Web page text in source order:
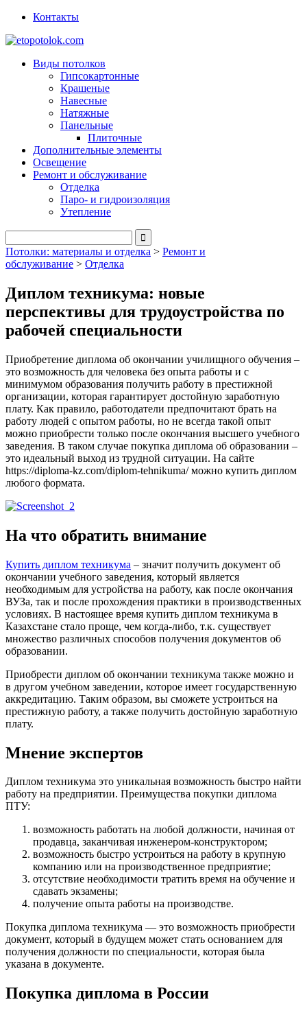
Контакты
Виды потолков
Гипсокартонные
Крашеные
Навесные
Натяжные
Панельные
Плиточные
Дополнительные элементы
Освещение
Ремонт и обслуживание
Отделка
Паро- и гидроизоляция
Утепление
Потолки: материалы и отделка > Ремонт и
обслуживание > Отделка
Диплом техникума: новые
перспективы для трудоустройства по
рабочей специальности
Приобретение диплома об окончании училищного обучения –
это возможность для человека без опыта работы и с
минимумом образования получить работу в престижной
организации, которая гарантирует достойную заработную
плату. Как правило, работодатели предпочитают брать на
работу людей с опытом работы, но не всегда такой опыт
можно приобрести только после окончания высшего учебного
заведения. В таком случае покупка диплома об образовании –
это идеальный выход из трудной ситуации. На сайте
https://diploma-kz.com/diplom-tehnikuma/ можно купить диплом
любого формата.
На что обратить внимание
Купить диплом техникума – значит получить документ об
окончании учебного заведения, который является
необходимым для устройства на работу, как после окончания
ВУЗа, так и после прохождения практики в производственных
условиях. В настоящее время купить диплом техникума в
Казахстане стало проще, чем когда-либо, т.к. существует
множество различных способов получения документов об
образовании.
Приобрести диплом об окончании техникума также можно и
в другом учебном заведении, которое имеет государственную
аккредитацию. Таким образом, вы сможете устроиться на
престижную работу, а также получить достойную заработную
плату.
Мнение экспертов
Диплом техникума это уникальная возможность быстро найти
работу на предприятии. Преимущества покупки диплома
ПТУ:
возможность работать на любой должности, начиная от
продавца, заканчивая инженером-конструктором;
возможность быстро устроиться на работу в крупную
компанию или на производственное предприятие;
отсутствие необходимости тратить время на обучение и
сдавать экзамены;
получение опыта работы на производстве.
Покупка диплома техникума — это возможность приобрести
документ, который в будущем может стать основанием для
получения должности по специальности, которая была
указана в документе.
Покупка диплома в России